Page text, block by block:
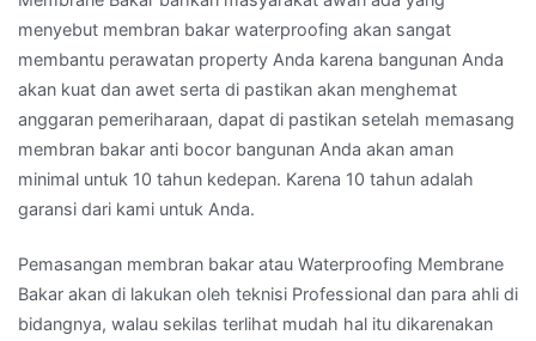
menyebut membran bakar waterproofing akan sangat
membantu perawatan property Anda karena bangunan Anda
akan kuat dan awet serta di pastikan akan menghemat
anggaran pemeriharaan, dapat di pastikan setelah memasang
membran bakar anti bocor bangunan Anda akan aman
minimal untuk 10 tahun kedepan. Karena 10 tahun adalah
garansi dari kami untuk Anda.
Pemasangan membran bakar atau Waterproofing Membrane
Bakar akan di lakukan oleh teknisi Professional dan para ahli di
bidangnya, walau sekilas terlihat mudah hal itu dikarenakan